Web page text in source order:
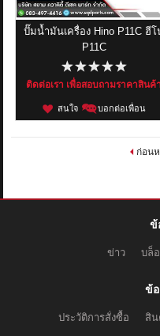
ปั๊มน้ำมันเครื่อง Hino P11C ฮีโ
P11C
ติดต่อเรา เพื่อสอบถามราคาสินค้า
สนใจ บอกต่อเพื่อน
ก่อน
ข้
ข่าว บล็
ข้
ประวัติการสั่งซื้อ สิ